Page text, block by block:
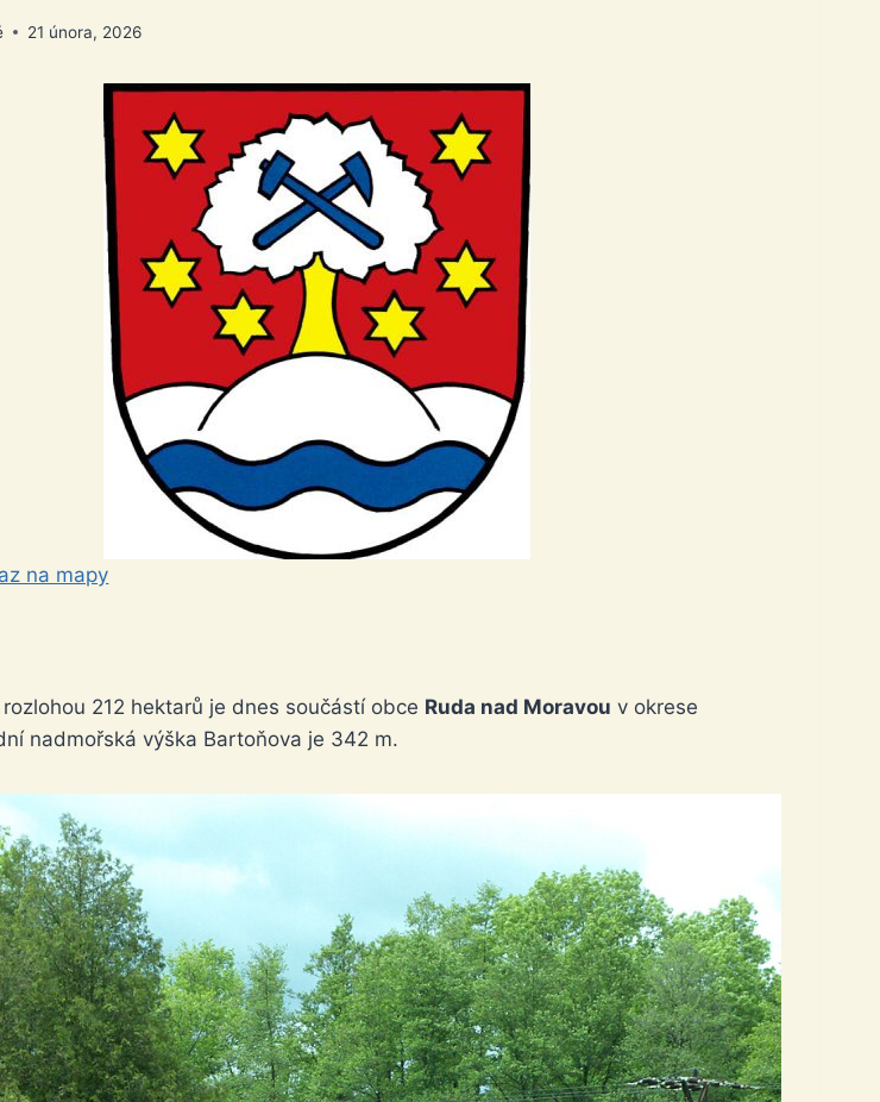
21 února, 2026
na mapy
212 hektarů je dnes součástí obce Ruda nad Moravou v okrese
nadmořská výška Bartoňova je 342 m.